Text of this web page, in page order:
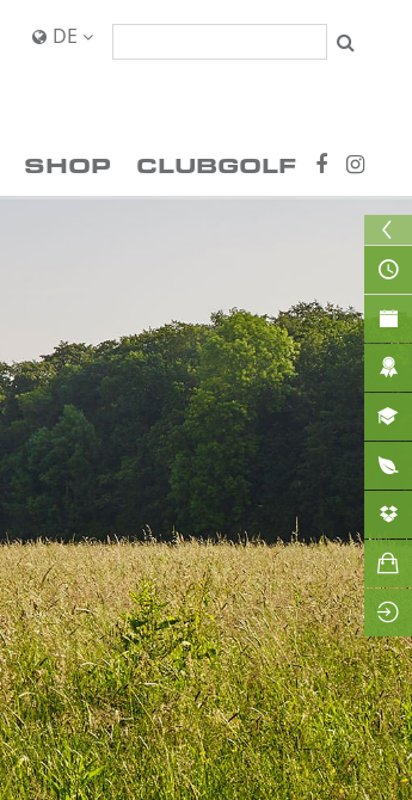
 DE 
SHOP CLUBGOLF